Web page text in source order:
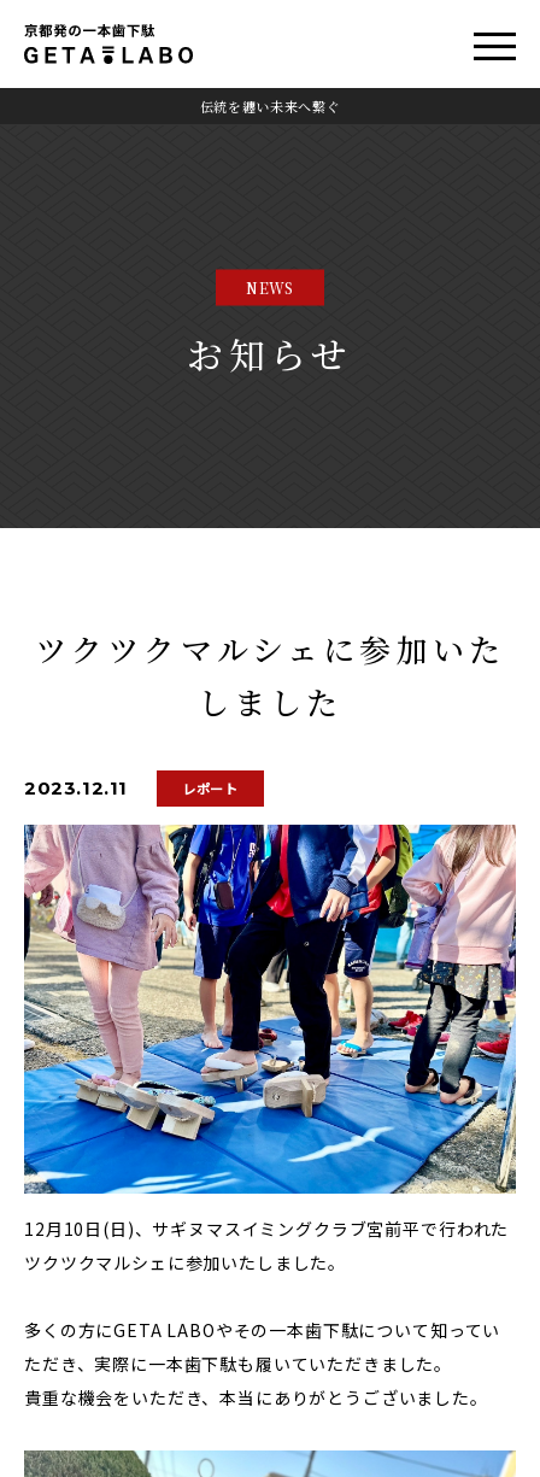
伝統を纏い未来へ繋ぐ
NEWS
お知らせ
ツクツクマルシェに参加いた
しました
2023.12.11 レポート
12月10日(日)、サギヌマスイミングクラブ宮前平で行われた
ツクツクマルシェに参加いたしました。
多くの方にGETA LABOやその一本歯下駄について知ってい
ただき、実際に一本歯下駄も履いていただきました。
貴重な機会をいただき、本当にありがとうございました。